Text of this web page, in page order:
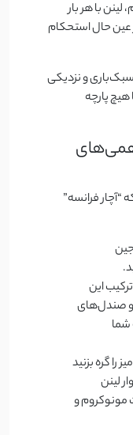
با هر بار
حال استحکام
و نزدیکی
پارچه
فرانسه”
ترکیب این
و صندل‌های
شما
را گره بزنید
لینن
و